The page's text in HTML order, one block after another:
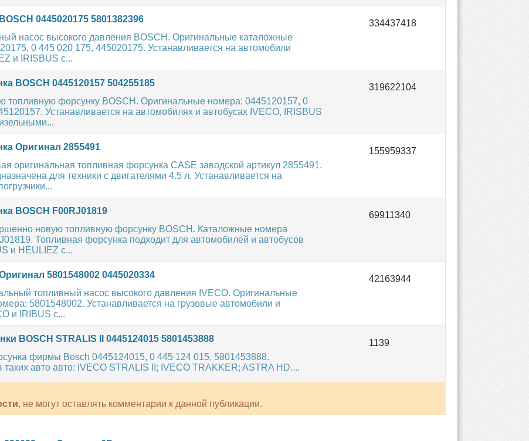
0445020175 5801382396
насос высокого давления BOSCH. Оригинальные каталожные
0 445 020 175, 445020175. Устанавливается на автомобили
и IRISBUS с...
BOSCH 0445120157 504255185
топливную форсунку BOSCH. Оригинальные номера: 0445120157, 0
Устанавливается на автомобилях и автобусах IVECO, IRISBUS
Оригинал 2855491
оригинальная топливная форсунка CASE заводской артикул 2855491.
для техники с двигателями 4.5 л. Устанавливается на
BOSCH F00RJ01819
новую топливную форсунку BOSCH. Каталожные номера
Топливная форсунка подходит для автомобилей и автобусов
и HEULIEZ с...
5801548002 0445020334
топливный насос высокого давления IVECO. Оригинальные
5801548002. Устанавливается на грузовые автомобили и
и IRIBUS с...
BOSCH STRALIS II 0445124015 5801453888
фирмы Bosch 0445124015, 0 445 124 015, 5801453888.
таких авто авто: IVECO STRALIS II; IVECO TRAKKER; ASTRA HD....
, не могут оставлять комментарии к данной публикации.